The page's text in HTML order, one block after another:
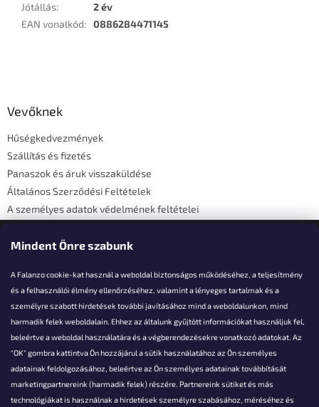
Mindent Önre szabunk
A Falanzo cookie-kat használ a weboldal biztonságos működéséhez, a teljesítmény
és a felhasználói élmény ellenőrzéséhez, valamint a lényeges tartalmak és a
személyre szabott hirdetések további javításához mind a weboldalunkon, mind
harmadik felek weboldalain. Ehhez az általunk gyűjtött információkat használjuk fel,
beleértve a weboldal használatára és a végberendezésekre vonatkozó adatokat. Az
"OK" gombra kattintva Ön hozzájárul a sütik használatához az Ön személyes
adatainak feldolgozásához, beleértve az Ön személyes adatainak továbbítását
marketingpartnereink (harmadik felek) részére. Partnereink sütiket és más
technológiákat is használnak a hirdetések személyre szabásához, méréséhez és
Jótállás:
2 év
EAN vonalkód: 0886284471145
Vevőknek
Hűségkedvezmények
Szállítás és fizetés
Panaszok és áruk visszaküldése
Általános Szerződési Feltételek
A személyes adatok védelmének feltételei
Elérhetőségi adatok
Akarsz kérdezni valamit?
info@falanzo.hu